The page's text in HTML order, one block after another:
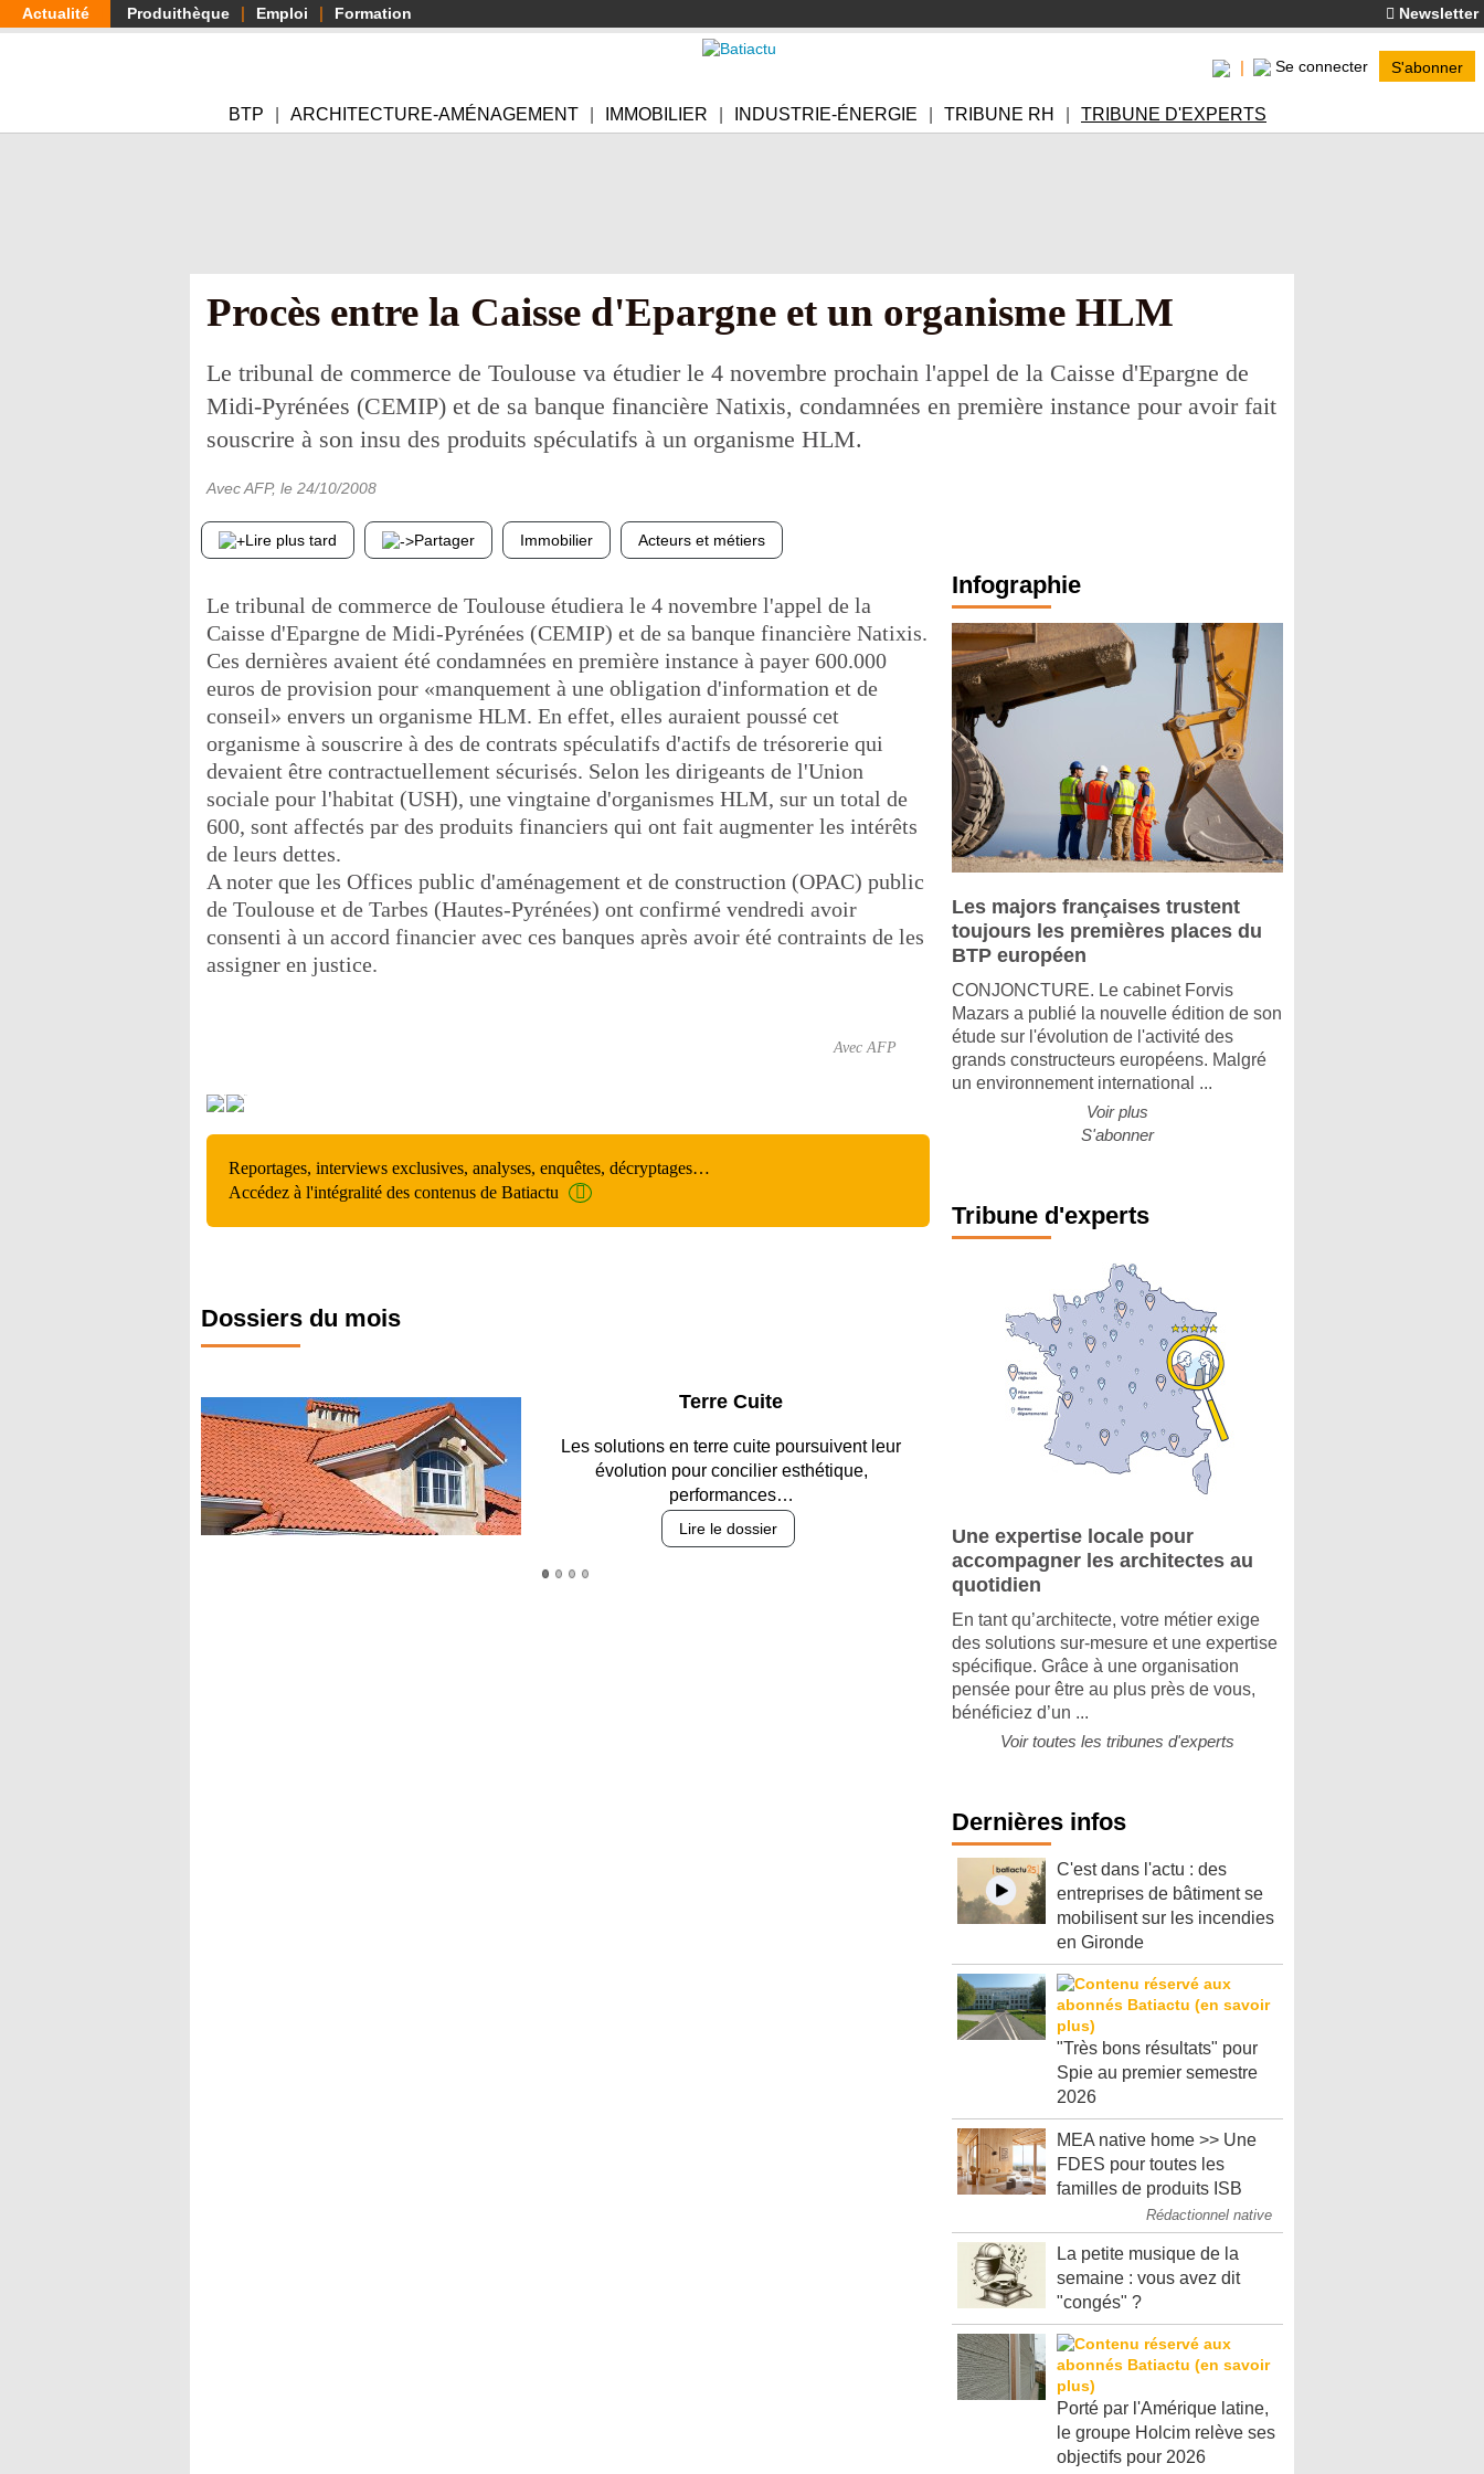
Aller
au
Actualité Produithèque Emploi Formation Newsletter
Se connecter S'abonner
BTP ARCHITECTURE-AMÉNAGEMENT IMMOBILIER INDUSTRIE-ÉNERGIE TRIBUNE RH TRIBUNE D'EXPERTS
Procès entre la Caisse d'Epargne et un organisme HLM
Le tribunal de commerce de Toulouse va étudier le 4 novembre prochain l'appel de la Caisse d'Epargne de
Midi-Pyrénées (CEMIP) et de sa banque financière Natixis, condamnées en première instance pour avoir fait
souscrire à son insu des produits spéculatifs à un organisme HLM.
Avec AFP, le 24/10/2008
Lire plus tard Partager Immobilier Acteurs et métiers
Le tribunal de commerce de Toulouse étudiera le 4 novembre l'appel de la
Caisse d'Epargne de Midi-Pyrénées (CEMIP) et de sa banque financière Natixis.
Ces dernières avaient été condamnées en première instance à payer 600.000
euros de provision pour «manquement à une obligation d'information et de
conseil» envers un organisme HLM. En effet, elles auraient poussé cet
organisme à souscrire à des de contrats spéculatifs d'actifs de trésorerie qui
devaient être contractuellement sécurisés. Selon les dirigeants de l'Union
sociale pour l'habitat (USH), une vingtaine d'organismes HLM, sur un total de
600, sont affectés par des produits financiers qui ont fait augmenter les intérêts
de leurs dettes.
A noter que les Offices public d'aménagement et de construction (OPAC) public
de Toulouse et de Tarbes (Hautes-Pyrénées) ont confirmé vendredi avoir
consenti à un accord financier avec ces banques après avoir été contraints de les
assigner en justice.
Avec AFP
Reportages, interviews exclusives, analyses, enquêtes, décryptages…
Accédez à l'intégralité des contenus de Batiactu
Dossiers du mois
Parking et garages
Entre circulation, sécurisation des accès, durabilité
des revêtements et intégration…
Lire le dossier
Infographie
Les majors françaises trustent
toujours les premières places du
BTP européen
CONJONCTURE. Le cabinet Forvis
Mazars a publié la nouvelle édition de son
étude sur l'évolution de l'activité des
grands constructeurs européens. Malgré
un environnement international ...
Voir plus
S'abonner
Tribune d'experts
Une expertise locale pour
accompagner les architectes au
quotidien
En tant qu’architecte, votre métier exige
des solutions sur-mesure et une expertise
spécifique. Grâce à une organisation
pensée pour être au plus près de vous,
bénéficiez d’un ...
Voir toutes les tribunes d'experts
Dernières infos
C'est dans l'actu : des
entreprises de bâtiment se
mobilisent sur les incendies
en Gironde
"Très bons résultats" pour
Spie au premier semestre
2026
MEA native home >> Une
FDES pour toutes les
familles de produits ISB
Rédactionnel native
La petite musique de la
semaine : vous avez dit
"congés" ?
Porté par l'Amérique latine,
le groupe Holcim relève ses
objectifs pour 2026